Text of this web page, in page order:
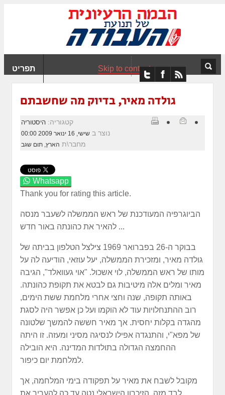
תפריט Skip to content
גולדה מאיר, בדיוק מה שחשבתם
קטגוריה: היסטוריה
נוצר ב שישי, 16 ינואר 2009 00:00
מחבר\ת הארץ, תום שגב
Whatsapp
Thank you for rating this article.
הביוגרפיה המעודכנת של ראש הממשלה לשעבר מנסה
להאיר את כהונתה באור חדש ...
בבוקר ה-26 בפברואר 1969 צילצל הטלפון בביתה של
גולדה מאיר, ומזכירת הממשלה, יעל עוזאי, הודיעה לה על
מותו של ראש הממשלה, לוי אשכול. "אוי געוואלד", הגיבה
מאיר ומלים אלה מיטיבות גם לבטא את תקופת כהונתה.
באותה תקופה, שנה וחצי אחרי מלחמת ששת הימים,
רוב ההתנחלויות עוד לא הוקמו ועל כן אפשר היה לסגת
מהגדה בקלות יחסית. אך מאיר חששה להמשך שלטונה
של מפא"י, והתנגדה אפילו לנסיגה מסיני ומעזה. זו היתה
ההחמצה הגדולה בתולדות המדינה. היא הובילה
למלחמת יום כיפור.
מקובל לשבח את מאיר על תפקודה בימי המלחמה, אך
לבד מזה, הזיכרון הישראלי נטה עד כה להעריך את